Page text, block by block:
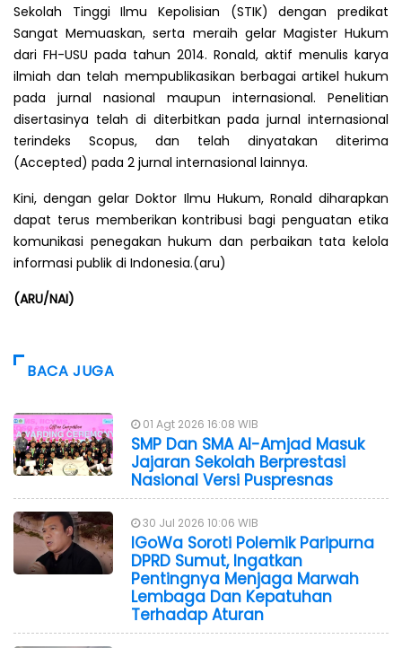
Sekolah Tinggi Ilmu Kepolisian (STIK) dengan predikat
Sangat Memuaskan, serta meraih gelar Magister Hukum
dari FH-USU pada tahun 2014. Ronald, aktif menulis karya
ilmiah dan telah mempublikasikan berbagai artikel hukum
pada jurnal nasional maupun internasional. Penelitian
disertasinya telah di diterbitkan pada jurnal internasional
terindeks Scopus, dan telah dinyatakan diterima
(Accepted) pada 2 jurnal internasional lainnya.
Kini, dengan gelar Doktor Ilmu Hukum, Ronald diharapkan
dapat terus memberikan kontribusi bagi penguatan etika
komunikasi penegakan hukum dan perbaikan tata kelola
informasi publik di Indonesia.(aru)
(ARU/NAI)
BACA JUGA
01 Agt 2026 16:08 WIB
SMP Dan SMA Al-Amjad Masuk
Jajaran Sekolah Berprestasi
Nasional Versi Puspresnas
30 Jul 2026 10:06 WIB
IGoWa Soroti Polemik Paripurna
DPRD Sumut, Ingatkan
Pentingnya Menjaga Marwah
Lembaga Dan Kepatuhan
Terhadap Aturan